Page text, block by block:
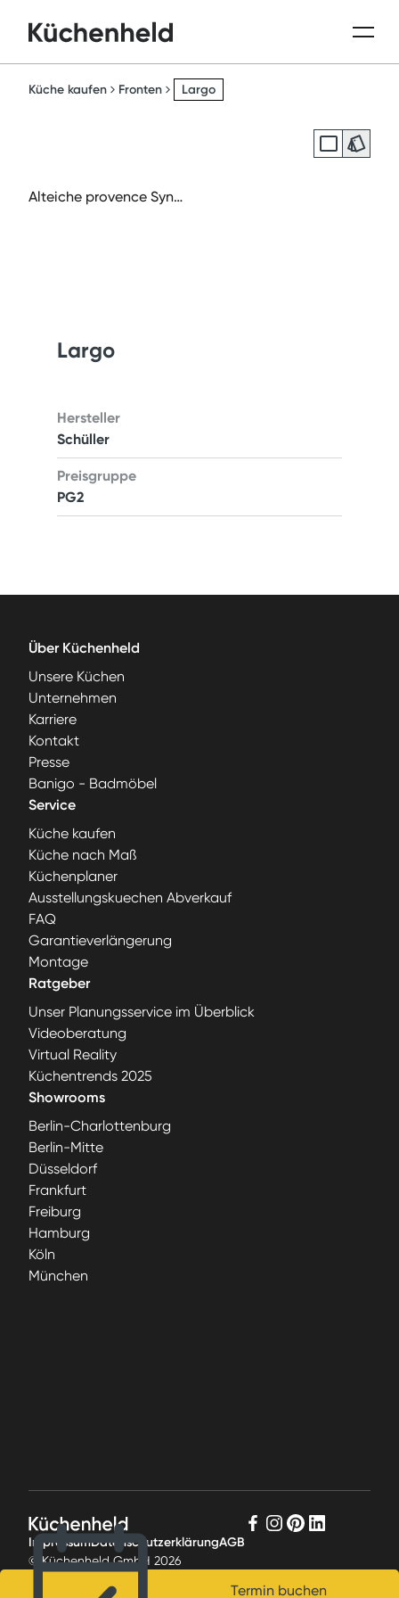
Küche kaufen Fronten Largo
Alteiche provence Sync
Largo
Hersteller
Schüller
Preisgruppe
PG2
Über Küchenheld
Unsere Küchen
Unternehmen
Karriere
Kontakt
Presse
Banigo - Badmöbel
Service
Küche kaufen
Küche nach Maß
Küchenplaner
Ausstellungskuechen Abverkauf
FAQ
Garantieverlängerung
Montage
Ratgeber
Unser Planungsservice im Überblick
Videoberatung
Virtual Reality
Küchentrends 2025
Showrooms
Berlin-Charlottenburg
Berlin-Mitte
Düsseldorf
Frankfurt
Freiburg
Hamburg
Köln
München
ImpressumDatenschutzerklärungAGB
© Küchenheld GmbH 2026
Termin buchen